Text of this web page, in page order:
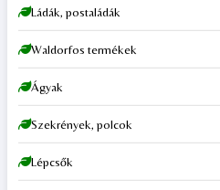
Ládák, postaládák
Waldorfos termékek
Ágyak
Szekrények, polcok
Lépcsők